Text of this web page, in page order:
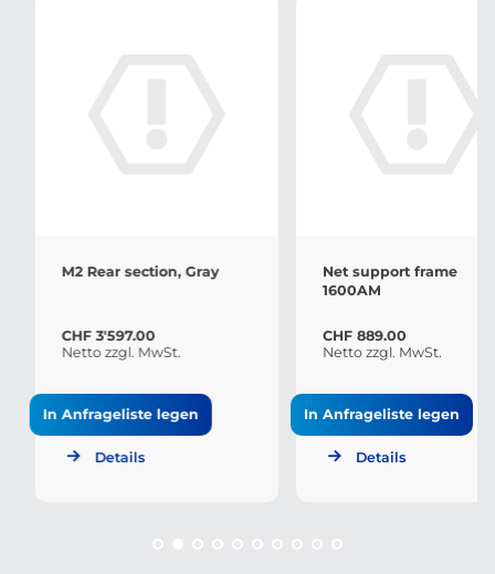
M2 Rear section, Gray
CHF 3'597.00
Netto zzgl. MwSt.
In Anfrageliste legen
Details
Net support frame
1600AM
CHF 889.00
Netto zzgl. MwSt.
In Anfrageliste legen
Details